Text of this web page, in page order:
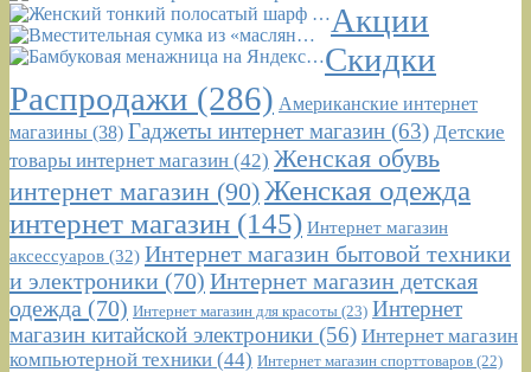
Акции
Скидки
Распродажи (286) Американские интернет
магазины (38) Гаджеты интернет магазин (63) Детские
товары интернет магазин (42) Женская обувь
интернет магазин (90)Женская одежда
интернет магазин (145) Интернет магазин
аксессуаров (32) Интернет магазин бытовой техники
и электроники (70) Интернет магазин детская
одежда (70) Интернет магазин для красоты (23) Интернет
магазин китайской электроники (56) Интернет магазин
компьютерной техники (44) Интернет магазин спорттоваров (22)